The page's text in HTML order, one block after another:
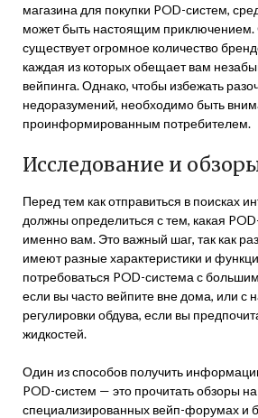
магазина для покупки POD-систем,
может быть настоящим приключением.
существует огромное количество
каждая из которых обещает вам
вейпинга. Однако, чтобы избежать
недоразумений, необходимо быть
проинформированным потребителем.
Исследование и
Перед тем как отправиться в поисках
должны определиться с тем, какая
именно вам. Это важный шаг, так как
имеют разные характеристики и
потребоваться POD-система с
если вы часто вейпите вне дома, или с
регулировки обдува, если вы
жидкостей.
Один из способов получить
POD-систем — это прочитать обзоры на
специализированных вейп-форумах и